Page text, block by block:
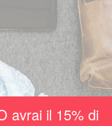
avrai il 15% di